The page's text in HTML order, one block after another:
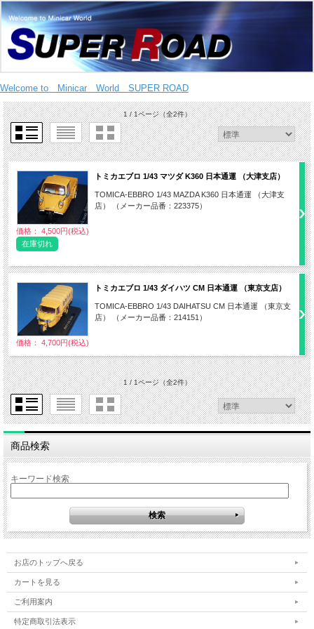
Welcome to Minicar World SUPER ROAD
1 / 1ページ（全2件）
トミカエブロ 1/43 マツダ K360 日本通運 （大津支店）
TOMICA-EBBRO 1/43 MAZDA K360 日本通運 （大津支
店） （メーカー品番：223375）
価格： 4,500円(税込)
在庫切れ
トミカエブロ 1/43 ダイハツ CM 日本通運 （東京支店）
TOMICA-EBBRO 1/43 DAIHATSU CM 日本通運 （東京支
店） （メーカー品番：214151）
価格： 4,700円(税込)
1 / 1ページ（全2件）
商品検索
キーワード検索
お店のトップへ戻る
カートを見る
ご利用案内
特定商取引法表示